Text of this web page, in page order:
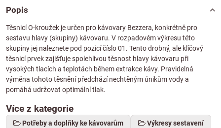
Popis
Těsnicí O-kroužek je určen pro kávovary Bezzera, konkrétně pro
sestavu hlavy (skupiny) kávovaru. V rozpadovém výkresu této
skupiny jej naleznete pod pozicí číslo 01. Tento drobný, ale klíčový
těsnicí prvek zajišťuje spolehlivou těsnost hlavy kávovaru při
vysokých tlacích a teplotách během extrakce kávy. Pravidelná
výměna tohoto těsnění předchází nechtěným únikům vody a
pomáhá udržovat optimální tlak.
Více z kategorie
Potřeby a doplňky ke kávovarům Výkresy sestavení